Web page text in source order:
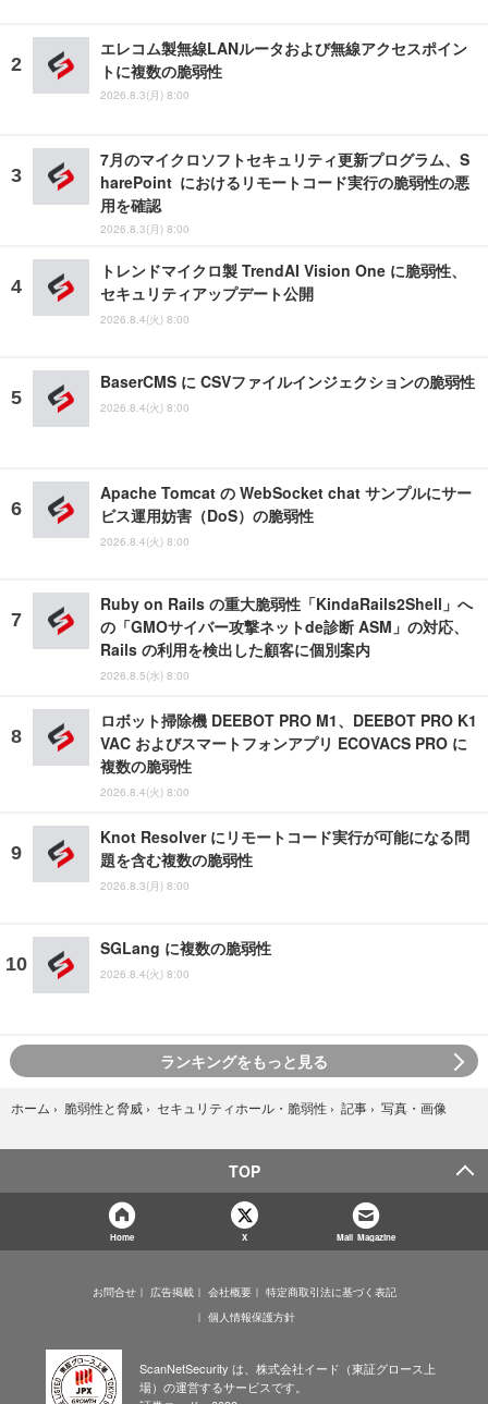
エレコム製無線LANルータおよび無線アクセスポイン
トに複数の脆弱性
2026.8.3(月) 8:00
7月のマイクロソフトセキュリティ更新プログラム、S
harePoint におけるリモートコード実行の脆弱性の悪
用を確認
2026.8.3(月) 8:00
トレンドマイクロ製 TrendAI Vision One に脆弱性、
セキュリティアップデート公開
2026.8.4(火) 8:00
BaserCMS に CSVファイルインジェクションの脆弱性
2026.8.4(火) 8:00
Apache Tomcat の WebSocket chat サンプルにサー
ビス運用妨害（DoS）の脆弱性
2026.8.4(火) 8:00
Ruby on Rails の重大脆弱性「KindaRails2Shell」へ
の「GMOサイバー攻撃ネットde診断 ASM」の対応、
Rails の利用を検出した顧客に個別案内
2026.8.5(水) 8:00
ロボット掃除機 DEEBOT PRO M1、DEEBOT PRO K1
VAC およびスマートフォンアプリ ECOVACS PRO に
複数の脆弱性
2026.8.4(火) 8:00
Knot Resolver にリモートコード実行が可能になる問
題を含む複数の脆弱性
2026.8.3(月) 8:00
SGLang に複数の脆弱性
2026.8.4(火) 8:00
ランキングをもっと見る
ホーム › 脆弱性と脅威 › セキュリティホール・脆弱性 › 記事 › 写真・画像
TOP
Home X Mail Magazine
お問合せ 広告掲載 会社概要
特定商取引法に基づく表記
個人情報保護方針
ScanNetSecurity は、株式会社イード（東証グロース上
場）の運営するサービスです。